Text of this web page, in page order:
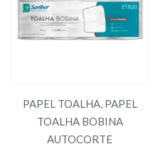
PAPEL TOALHA, PAPEL
TOALHA BOBINA
AUTOCORTE